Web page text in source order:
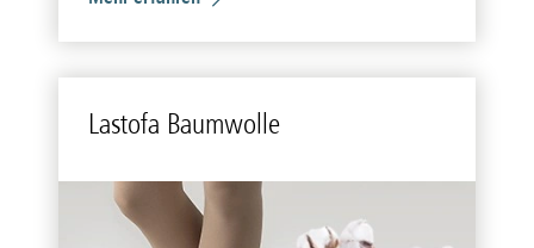
Lasto­fa Baum­wol­le